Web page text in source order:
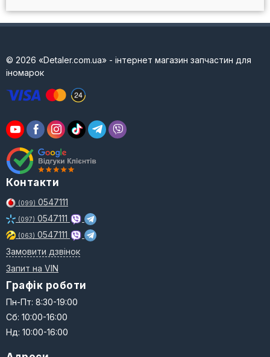
© 2026 «Detaler.com.ua» - інтернет магазин запчастин для
іномарок
Контакти
(099) 0547111
(097) 0547111
(063) 0547111
Замовити дзвінок
Запит на VIN
Графік роботи
Пн-Пт: 8:30-19:00
Сб: 10:00-16:00
Нд: 10:00-16:00